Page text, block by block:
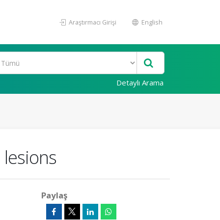
Araştırmacı Girişi English
Detaylı Arama
Paylaş